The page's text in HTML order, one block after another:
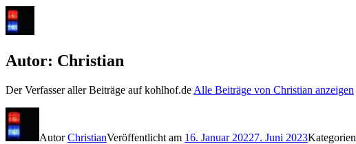
Autor: Christian
Der Verfasser aller Beiträge auf kohlhof.de Alle Beiträge von Christian anzeigen
AutorChristianVeröffentlicht am 16. Januar 20227. Juni 2023Kategorien